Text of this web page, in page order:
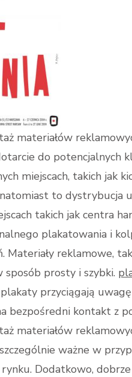
materiałów
do potencjalnych
miejscach, takich jak
to dystrybucja
takich jak centra
plakatowania i
Materiały reklamowe,
prosty i szybki.
przyciągają
bezpośredni kontakt z
materiałów
ważne w
Dodatkowo,